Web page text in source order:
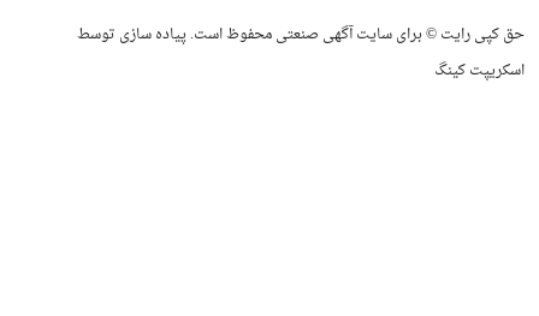
حق کپی رایت © برای سایت آگهی صنعتی محفوظ است. پیاده سازی توسط
اسکریپت کینگ